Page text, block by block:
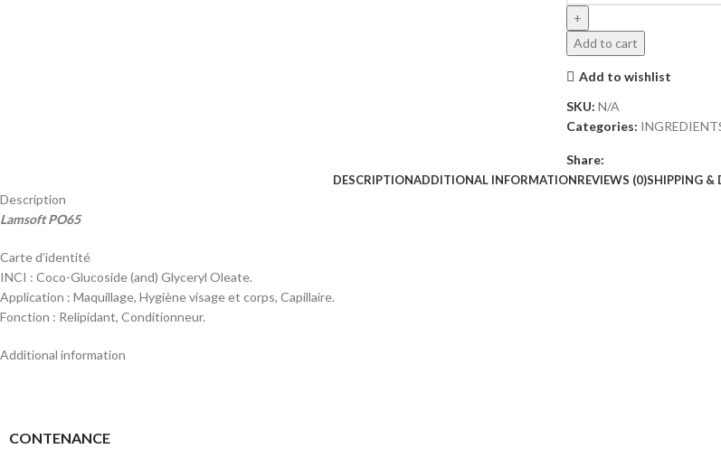
Add to cart
Add to wishlist
SKU: N/A
Categories:
Share:
DESCRIPTIONADDITIONAL INFORMATIONREVIEWS (0)SHIPPING &
Description
Lamsoft PO65
Carte d’identité
INCI : Coco-Glucoside (and) Glyceryl Oleate.
Application : Maquillage, Hygiène visage et corps, Capillaire.
Fonction : Relipidant, Conditionneur.
Additional information
CONTENANCE